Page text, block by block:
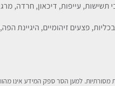
עייפות, דיכאון, חרדה,
פצעים זיהומיים, היגיינת
מסורתיות. למען הסר ספק המידע אינו